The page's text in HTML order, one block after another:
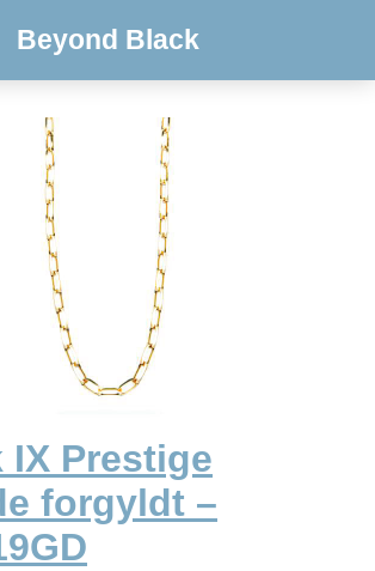
Beyond Black
IX Prestige
forgyldt –